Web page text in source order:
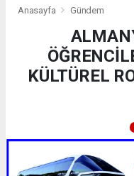
Anasayfa Gündem
KÜLTÜREL